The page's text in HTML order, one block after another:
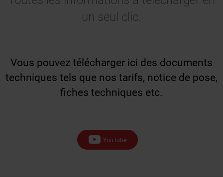
un seul clic.
Vous pouvez télécharger ici des documents
techniques tels que nos tarifs, notice de pose,
fiches techniques etc.
YouTube